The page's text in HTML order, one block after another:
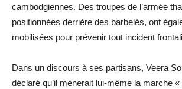
cambodgiennes. Des troupes de l’armée
positionnées derrière des barbelés, ont
mobilisées pour prévenir tout incident
Dans un discours à ses partisans, Veera
déclaré qu’il mènerait lui-même la marche